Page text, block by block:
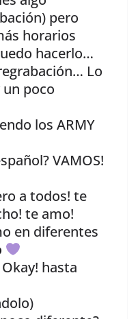
pero
horarios
hacerlo…
Lo
poco
los ARMY
VAMOS!
a todos! te
te amo!
en diferentes
hasta